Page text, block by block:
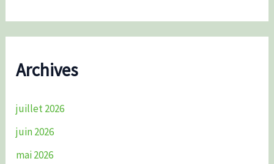
Archives
juillet 2026
juin 2026
mai 2026